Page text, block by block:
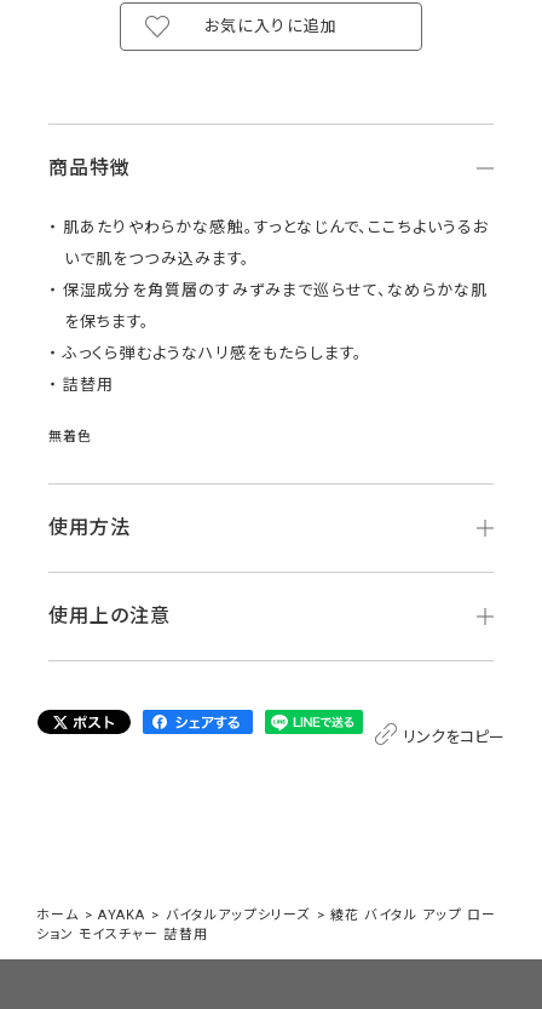
お気に入りに追加
商品特徴
肌あたりやわらかな感触。すっとなじんで、ここちよいうるお
いで肌をつつみ込みます。
保湿成分を角質層のすみずみまで巡らせて、なめらかな肌
を保ちます。
ふっくら弾むようなハリ感をもたらします。
詰替用
無着色
使用方法
使用上の注意
リンクをコピー
ホーム >AYAKA > バイタルアップシリーズ > 綾花 バイタル アップ ロー
ション モイスチャー 詰替用